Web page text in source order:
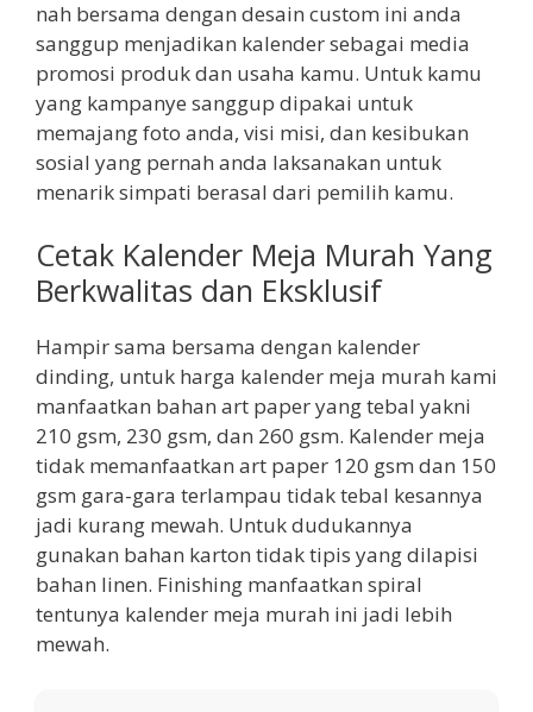
nah bersama dengan desain custom ini anda
sanggup menjadikan kalender sebagai media
promosi produk dan usaha kamu. Untuk kamu
yang kampanye sanggup dipakai untuk
memajang foto anda, visi misi, dan kesibukan
sosial yang pernah anda laksanakan untuk
menarik simpati berasal dari pemilih kamu.
Cetak Kalender Meja Murah Yang
Berkwalitas dan Eksklusif
Hampir sama bersama dengan kalender
dinding, untuk harga kalender meja murah kami
manfaatkan bahan art paper yang tebal yakni
210 gsm, 230 gsm, dan 260 gsm. Kalender meja
tidak memanfaatkan art paper 120 gsm dan 150
gsm gara-gara terlampau tidak tebal kesannya
jadi kurang mewah. Untuk dudukannya
gunakan bahan karton tidak tipis yang dilapisi
bahan linen. Finishing manfaatkan spiral
tentunya kalender meja murah ini jadi lebih
mewah.